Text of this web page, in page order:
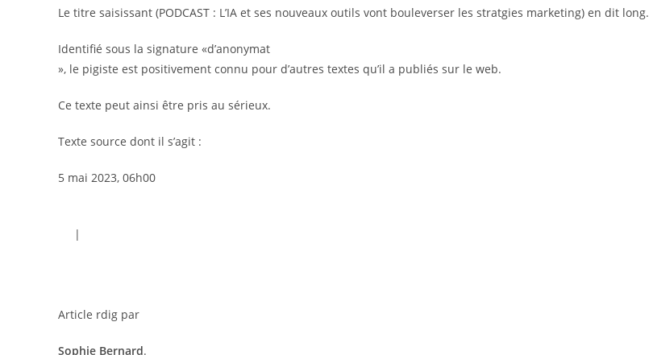
Le titre saisissant (PODCAST : L’IA et ses nouveaux outils vont bouleverser les stratgies marketing) en dit long.
Identifié sous la signature «d’anonymat
», le pigiste est positivement connu pour d’autres textes qu’il a publiés sur le web.
Ce texte peut ainsi être pris au sérieux.
Texte source dont il s’agit :
5 mai 2023, 06h00
|
Article rdig par
Sophie Bernard.